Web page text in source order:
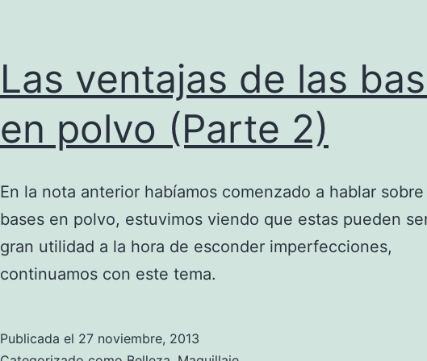
Las ventajas de las
en polvo (Parte 2)
En la nota anterior habíamos comenzado a hablar sobre
bases en polvo, estuvimos viendo que estas pueden
gran utilidad a la hora de esconder imperfecciones,
continuamos con este tema.
Publicada el 27 noviembre, 2013